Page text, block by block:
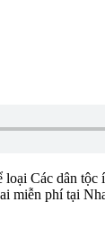
loại Các dân
miễn phí tại